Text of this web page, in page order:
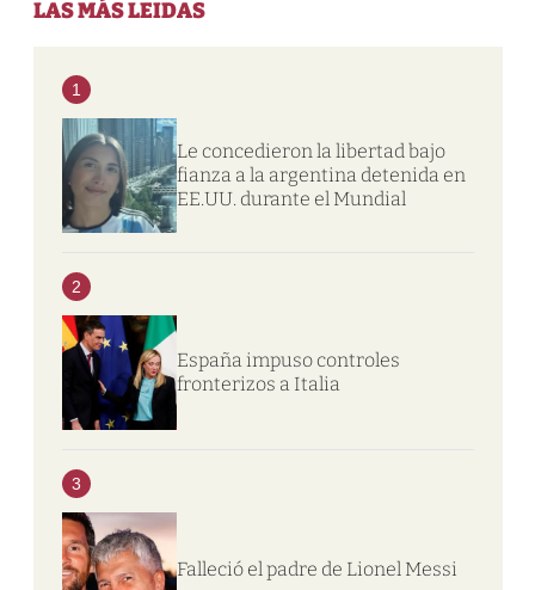
LAS MÁS LEIDAS
1
Le concedieron la libertad bajo
fianza a la argentina detenida en
EE.UU. durante el Mundial
2
España impuso controles
fronterizos a Italia
3
Falleció el padre de Lionel Messi